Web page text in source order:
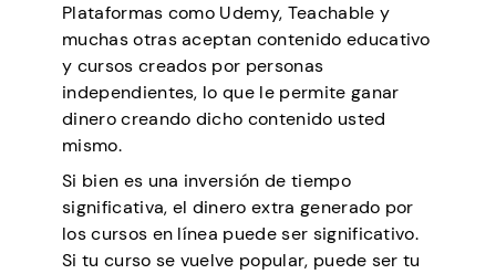
Plataformas como Udemy, Teachable y
muchas otras aceptan contenido educativo
y cursos creados por personas
independientes, lo que le permite ganar
dinero creando dicho contenido usted
mismo.
Si bien es una inversión de tiempo
significativa, el dinero extra generado por
los cursos en línea puede ser significativo.
Si tu curso se vuelve popular, puede ser tu